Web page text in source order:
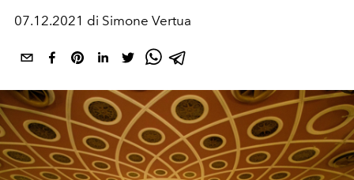
07.12.2021 di Simone Vertua